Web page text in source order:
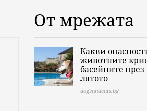
От мрежата
Какви
животните
басейните през
лятото
dogsandcats.bg